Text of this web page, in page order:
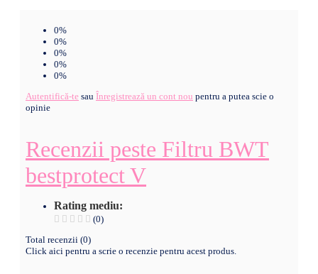
0%
0%
0%
0%
0%
Autentifică-te sau Înregistrează un cont nou pentru a putea scie o
opinie
Recenzii peste Filtru BWT
bestprotect V
Rating mediu:
(0)
Total recenzii (0)
Click aici pentru a scrie o recenzie pentru acest produs.